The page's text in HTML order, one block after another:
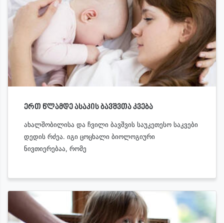
ერთ წლამდე ასაკის ბავშვთა კვება
ახალშობილისა და ჩვილი ბავშვის საუკეთესო საკვები
დედის რძეა. იგი ცოცხალი ბიოლოგიური
ნივთიერებაა, რომე